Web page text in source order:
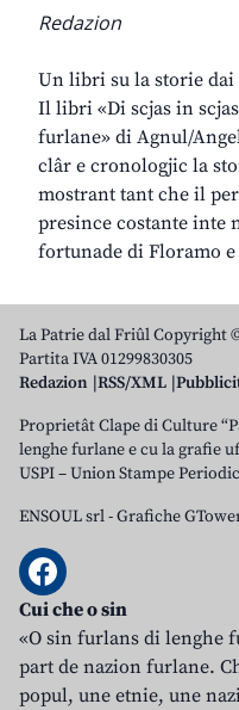
Redazion
Un libri su la storie
Il libri «Di scjas in
furlane» di Agnul/
clâr e cronologjic la
mostrant tant che il
presince costante inte
fortunade di Floramo
La Patrie dal Friûl Copyright
Partita IVA 01299830305
Redazion RSS/XML
Proprietât Clape di Culture
lenghe furlane e cu la grafie
USPI – Union Stampe
ENSOUL srl-Grafiche
Cui che o sin
«O sin furlans di lenghe
part de nazion furlane.
popul, une etnie, une